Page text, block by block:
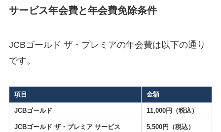
サービス年会費と年会費免除条件
JCBゴールド ザ・プレミアの年会費は以下の通り
です。
項目 金額
JCBゴールド 11,000円（税込）
JCBゴールド ザ・プレミア サービス 5,500円（税込）